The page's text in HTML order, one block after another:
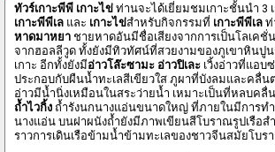
ทัวร์เกาะพีพี เกาะไข่ ท่านจะได้เยี่ยมชมเกาะชั้นนำ 3
เกาะพีพีเล และ เกาะไข่สำหรับกิจกรรมที่ เกาะพีพีเล ท่
หาดมาหยา ชายหาดอันมีชื่อเสียงจากการเป็นโลเค
จากฮอลลีวูด ทั้งยังมีทิวทัศน์ที่สวยงามของภูเขาหินปู
เกาะ อีกทั้งยังมีอ่าวโล๊ะซามะ อ่าวปิเละ เวิ้งอ่าวที่แอบ
ประกอบกับผืนน้ำทะเลสีเขียวใส ภูผาที่บังลมและคลื่น
อ่าวมีน้ำนิ่งเหมือนในสระว่ายน้ำ เหมาะเป็นที่หลบคลื่
ถ้ำไวกิ้ง ถ้ำรังนกนางแอ่นขนาดใหญ่ ที่ภายในมีการท
นางแอ่น บนฝาผนังถ้ำยังมีภาพเขียนสีโบราณรูปเรือสำ
ราวการเดินเรือข้ามน้ำข้ามทะเลของชาวจีนสมัยโบร